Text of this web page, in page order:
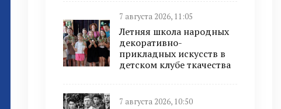
7 августа 2026, 11:05
Летняя школа народных
декоративно-
прикладных искусств в
детском клубе ткачества
7 августа 2026, 10:50